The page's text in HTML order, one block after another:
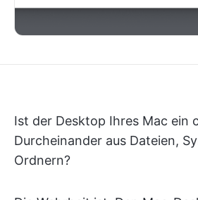
Ist der Desktop Ihres Mac ein
Durcheinander aus Dateien,
Ordnern?